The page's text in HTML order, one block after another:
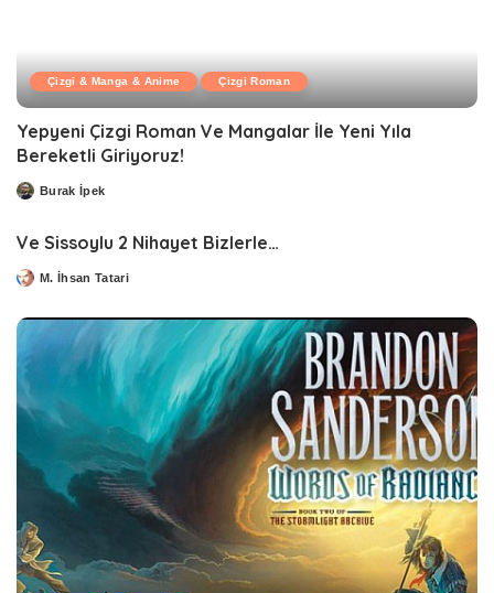
Çizgi & Manga & Anime Çizgi Roman
Yepyeni Çizgi Roman Ve Mangalar İle Yeni Yıla
Bereketli Giriyoruz!
PostedBurak İpek
Ve Sissoylu 2 Nihayet Bizlerle…
PostedM. İhsan Tatari